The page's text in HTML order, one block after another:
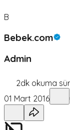
B
Bebek.com
Admin
2dk okuma
01 Mart 2016